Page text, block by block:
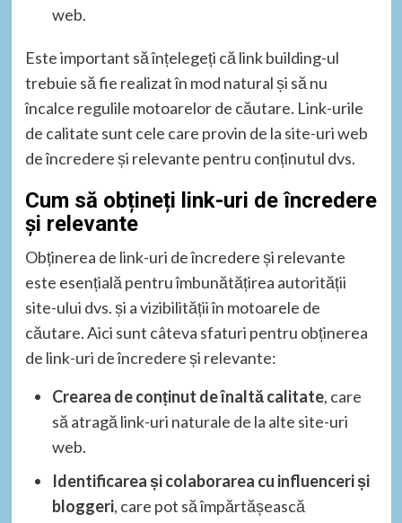
web.
Este important să înțelegeți că link building-ul
trebuie să fie realizat în mod natural și să nu
încalce regulile motoarelor de căutare. Link-urile
de calitate sunt cele care provin de la site-uri web
de încredere și relevante pentru conținutul dvs.
Cum să obțineți link-uri de încredere
și relevante
Obținerea de link-uri de încredere și relevante
este esențială pentru îmbunătățirea autorității
site-ului dvs. și a vizibilității în motoarele de
căutare. Aici sunt câteva sfaturi pentru obținerea
de link-uri de încredere și relevante:
Crearea de conținut de înaltă calitate, care
să atragă link-uri naturale de la alte site-uri
web.
Identificarea și colaborarea cu influenceri și
bloggeri, care pot să împărtășească